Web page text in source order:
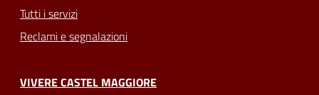
Tutti i servizi
Reclami e segnalazioni
VIVERE CASTEL MAGGIORE